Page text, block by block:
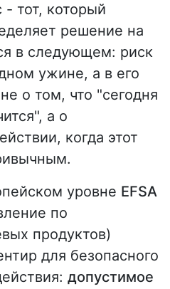
тот, который
решение на
в следующем: риск
ужине, а в его
о том, что "сегодня
а о
когда этот
уровне EFSA
по
продуктов)
для безопасного
допустимое